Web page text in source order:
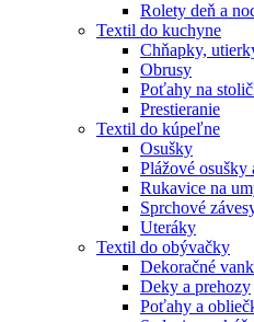
Rolety deň a
Textil do kuchyne
Chňapky,
Obrusy
Poťahy na
Prestieranie
Textil do kúpeľne
Osušky
Plážové osušky
Rukavice na
Sprchové
Uteráky
Textil do obývačky
Dekoračné
Deky a prehozy
Poťahy a